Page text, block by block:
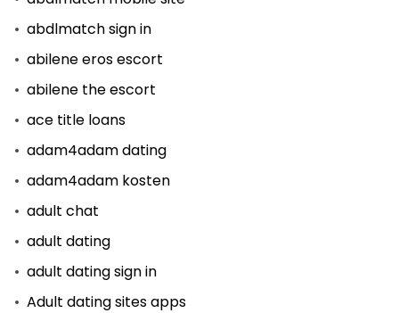
abdlmatch sign in
abilene eros escort
abilene the escort
ace title loans
adam4adam dating
adam4adam kosten
adult chat
adult dating
adult dating sign in
Adult dating sites apps